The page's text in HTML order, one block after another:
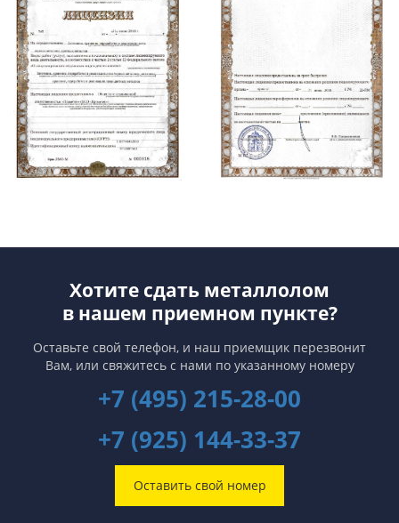
Хотите сдать металлолом
в нашем приемном пункте?
Оставьте свой телефон, и наш приемщик перезвонит
Вам, или свяжитесь с нами по указанному номеру
+7 (495) 215-28-00
+7 (925) 144-33-37
Оставить свой номер